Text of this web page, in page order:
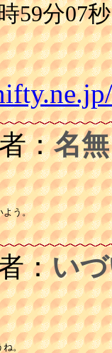
59分07秒
：名
よう。
：い
。